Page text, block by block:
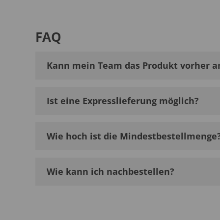
FAQ
Kann mein Team das Produkt vorher
Ist eine Expresslieferung möglich?
Wie hoch ist die
Wie kann ich nachbestellen?